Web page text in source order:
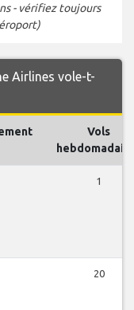
- vérifiez toujours
Airlines vole-t-
Vols
1
20